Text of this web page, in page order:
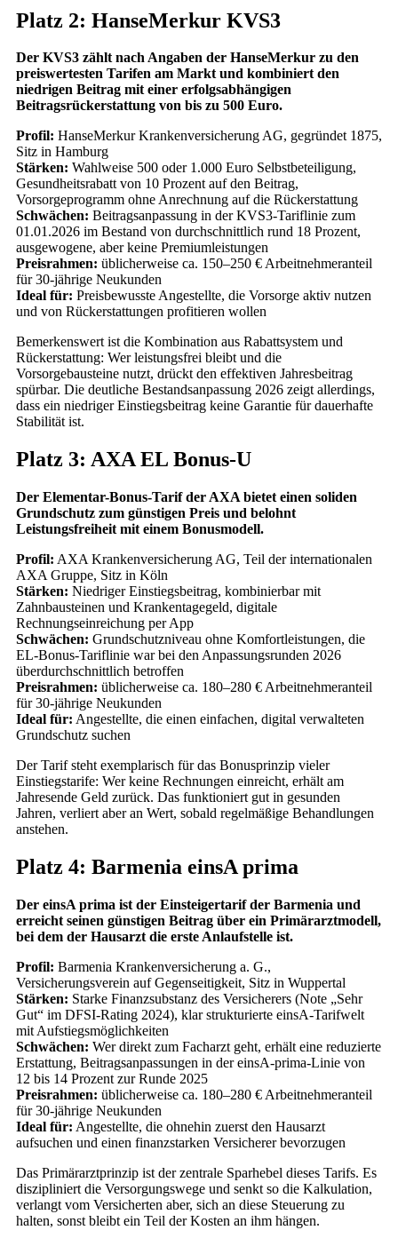
Platz 2: HanseMerkur KVS3
Der KVS3 zählt nach Angaben der HanseMerkur zu den
preiswertesten Tarifen am Markt und kombiniert den
niedrigen Beitrag mit einer erfolgsabhängigen
Beitragsrückerstattung von bis zu 500 Euro.
Profil: HanseMerkur Krankenversicherung AG, gegründet 1875,
Sitz in Hamburg
Stärken: Wahlweise 500 oder 1.000 Euro Selbstbeteiligung,
Gesundheitsrabatt von 10 Prozent auf den Beitrag,
Vorsorgeprogramm ohne Anrechnung auf die Rückerstattung
Schwächen: Beitragsanpassung in der KVS3-Tariflinie zum
01.01.2026 im Bestand von durchschnittlich rund 18 Prozent,
ausgewogene, aber keine Premiumleistungen
Preisrahmen: üblicherweise ca. 150–250 € Arbeitnehmeranteil
für 30-jährige Neukunden
Ideal für: Preisbewusste Angestellte, die Vorsorge aktiv nutzen
und von Rückerstattungen profitieren wollen
Bemerkenswert ist die Kombination aus Rabattsystem und
Rückerstattung: Wer leistungsfrei bleibt und die
Vorsorgebausteine nutzt, drückt den effektiven Jahresbeitrag
spürbar. Die deutliche Bestandsanpassung 2026 zeigt allerdings,
dass ein niedriger Einstiegsbeitrag keine Garantie für dauerhafte
Stabilität ist.
Platz 3: AXA EL Bonus-U
Der Elementar-Bonus-Tarif der AXA bietet einen soliden
Grundschutz zum günstigen Preis und belohnt
Leistungsfreiheit mit einem Bonusmodell.
Profil: AXA Krankenversicherung AG, Teil der internationalen
AXA Gruppe, Sitz in Köln
Stärken: Niedriger Einstiegsbeitrag, kombinierbar mit
Zahnbausteinen und Krankentagegeld, digitale
Rechnungseinreichung per App
Schwächen: Grundschutzniveau ohne Komfortleistungen, die
EL-Bonus-Tariflinie war bei den Anpassungsrunden 2026
überdurchschnittlich betroffen
Preisrahmen: üblicherweise ca. 180–280 € Arbeitnehmeranteil
für 30-jährige Neukunden
Ideal für: Angestellte, die einen einfachen, digital verwalteten
Grundschutz suchen
Der Tarif steht exemplarisch für das Bonusprinzip vieler
Einstiegstarife: Wer keine Rechnungen einreicht, erhält am
Jahresende Geld zurück. Das funktioniert gut in gesunden
Jahren, verliert aber an Wert, sobald regelmäßige Behandlungen
anstehen.
Platz 4: Barmenia einsA prima
Der einsA prima ist der Einsteigertarif der Barmenia und
erreicht seinen günstigen Beitrag über ein Primärarztmodell,
bei dem der Hausarzt die erste Anlaufstelle ist.
Profil: Barmenia Krankenversicherung a. G.,
Versicherungsverein auf Gegenseitigkeit, Sitz in Wuppertal
Stärken: Starke Finanzsubstanz des Versicherers (Note „Sehr
Gut“ im DFSI-Rating 2024), klar strukturierte einsA-Tarifwelt
mit Aufstiegsmöglichkeiten
Schwächen: Wer direkt zum Facharzt geht, erhält eine reduzierte
Erstattung, Beitragsanpassungen in der einsA-prima-Linie von
12 bis 14 Prozent zur Runde 2025
Preisrahmen: üblicherweise ca. 180–280 € Arbeitnehmeranteil
für 30-jährige Neukunden
Ideal für: Angestellte, die ohnehin zuerst den Hausarzt
aufsuchen und einen finanzstarken Versicherer bevorzugen
Das Primärarztprinzip ist der zentrale Sparhebel dieses Tarifs. Es
diszipliniert die Versorgungswege und senkt so die Kalkulation,
verlangt vom Versicherten aber, sich an diese Steuerung zu
halten, sonst bleibt ein Teil der Kosten an ihm hängen.